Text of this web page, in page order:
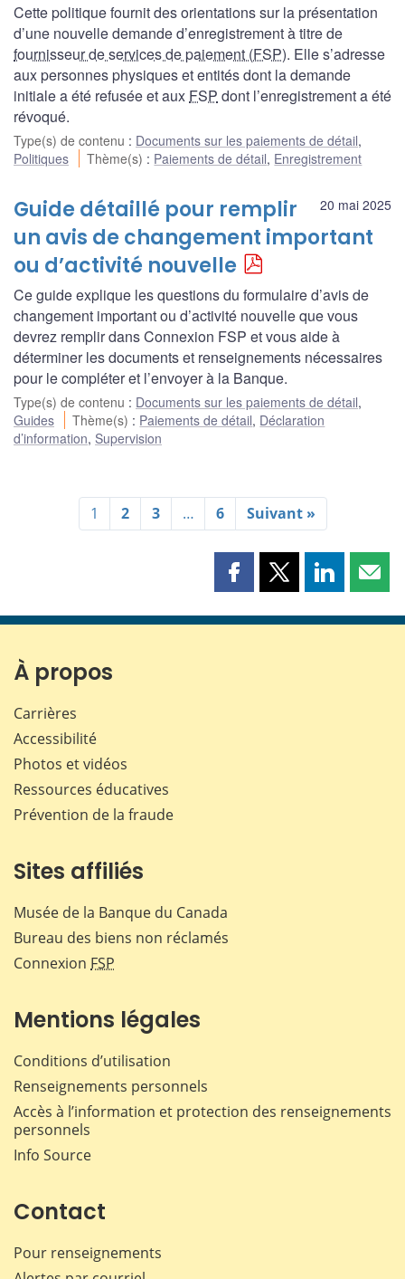
Cette politique fournit des orientations sur la présentation
d’une nouvelle demande d’enregistrement à titre de
fournisseur de services de paiement (FSP). Elle s’adresse
aux personnes physiques et entités dont la demande
initiale a été refusée et aux FSP dont l’enregistrement a été
révoqué.
Type(s) de contenu : Documents sur les paiements de détail,
Politiques
Thème(s) : Paiements de détail, Enregistrement
20 mai 2025
Guide détaillé pour remplir
un avis de changement important
ou d’activité nouvelle
Ce guide explique les questions du formulaire d’avis de
changement important ou d’activité nouvelle que vous
devrez remplir dans Connexion FSP et vous aide à
déterminer les documents et renseignements nécessaires
pour le compléter et l’envoyer à la Banque.
Type(s) de contenu : Documents sur les paiements de détail,
Guides
Thème(s) : Paiements de détail, Déclaration
d’information, Supervision
1 2 3 … 6 Suivant »
Partager
page
Partager
page
Partager
page page
À propos
Carrières
Accessibilité
Photos et vidéos
Ressources éducatives
Prévention de la fraude
Sites affiliés
Musée de la Banque du Canada
Bureau des biens non réclamés
Connexion FSP
Mentions légales
Conditions d’utilisation
Renseignements personnels
Accès à l’information et protection des renseignements
personnels
Info Source
Contact
Pour renseignements